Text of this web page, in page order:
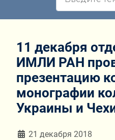
11 декабря
ИМЛИ РАН
презентацию
монографии
Украины и
Информация о материале
21 декабря 2018